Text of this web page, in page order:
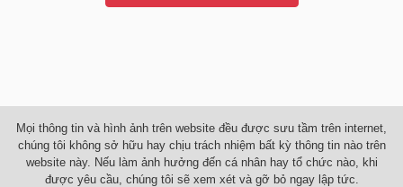
Mọi thông tin và hình ảnh trên website đều được sưu tầm trên internet,
chúng tôi không sở hữu hay chịu trách nhiệm bất kỳ thông tin nào trên
website này. Nếu làm ảnh hưởng đến cá nhân hay tổ chức nào, khi
được yêu cầu, chúng tôi sẽ xem xét và gỡ bỏ ngay lập tức.